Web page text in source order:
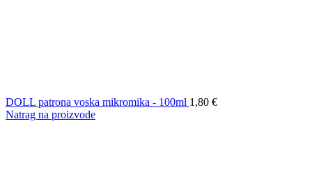
DOLL patrona voska mikromika - 100ml 1,80 €
Natrag na proizvode